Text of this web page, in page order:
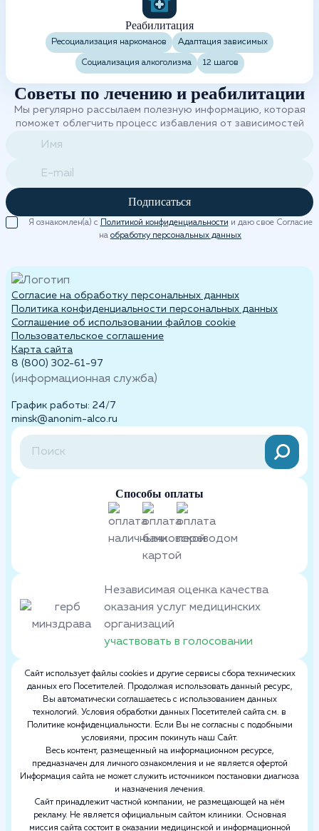
Реабилитация
Ресоциализация наркоманов Адаптация зависимых
Социализация алкоголизма 12 шагов
Советы по лечению и реабилитации
Мы регулярно рассылаем полезную информацию, которая
поможет облегчить процесс избавления от зависимостей
Подписаться
Я ознакомлен(а) с Политикой конфиденциальности и даю свое Согласие
на обработку персональных данных
Согласие на обработку персональных данных
Политика конфиденциальности персональных данных
Cоглашение об использовании файлов cookie
Пользовательское соглашение
Карта сайта
8 (800) 302-61-97
(информационная служба)
График работы: 24/7
minsk@anonim-alco.ru
Способы оплаты
Независимая оценка качества
оказания услуг медицинских
организаций
участвовать в голосовании
Сайт использует файлы cookies и другие сервисы сбора технических
данных его Посетителей. Продолжая использовать данный ресурс,
Вы автоматически соглашаетесь с использованием данных
технологий. Условия обработки данных Посетителей сайта см. в
Политике конфиденциальности. Если Вы не согласны с подобными
условиями, просим покинуть наш Сайт.
Весь контент, размещенный на информационном ресурсе,
предназначен для личного ознакомления и не является офертой
Информация сайта не может служить источником постановки диагноза
и назначения лечения.
Сайт принадлежит частной компании, не размещающей на нём
рекламу. Не является официальным сайтом клиники. Основная
миссия сайта состоит в оказании медицинской и информационной